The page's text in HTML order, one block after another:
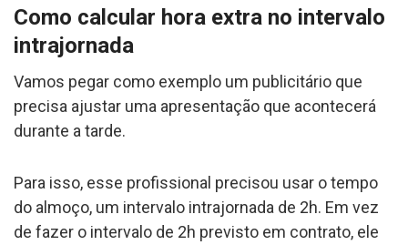
Como calcular hora extra no intervalo
intrajornada
Vamos pegar como exemplo um publicitário que
precisa ajustar uma apresentação que acontecerá
durante a tarde.
Para isso, esse profissional precisou usar o tempo
do almoço, um intervalo intrajornada de 2h. Em vez
de fazer o intervalo de 2h previsto em contrato, ele